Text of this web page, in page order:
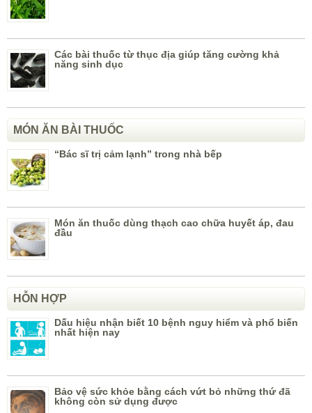
Các bài thuốc từ thục địa giúp tăng cường khả
năng sinh dục
MÓN ĂN BÀI THUỐC
“Bác sĩ trị cảm lạnh” trong nhà bếp
Món ăn thuốc dùng thạch cao chữa huyết áp, đau
đầu
HỖN HỢP
Dấu hiệu nhận biết 10 bệnh nguy hiểm và phổ biến
nhất hiện nay
Bảo vệ sức khỏe bằng cách vứt bỏ những thứ đã
không còn sử dụng được